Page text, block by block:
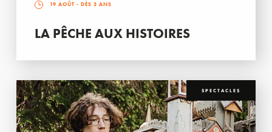
19 AOÛT - DÈS 3 ANS
LA PÊCHE AUX HISTOIRES
SPECTACLES